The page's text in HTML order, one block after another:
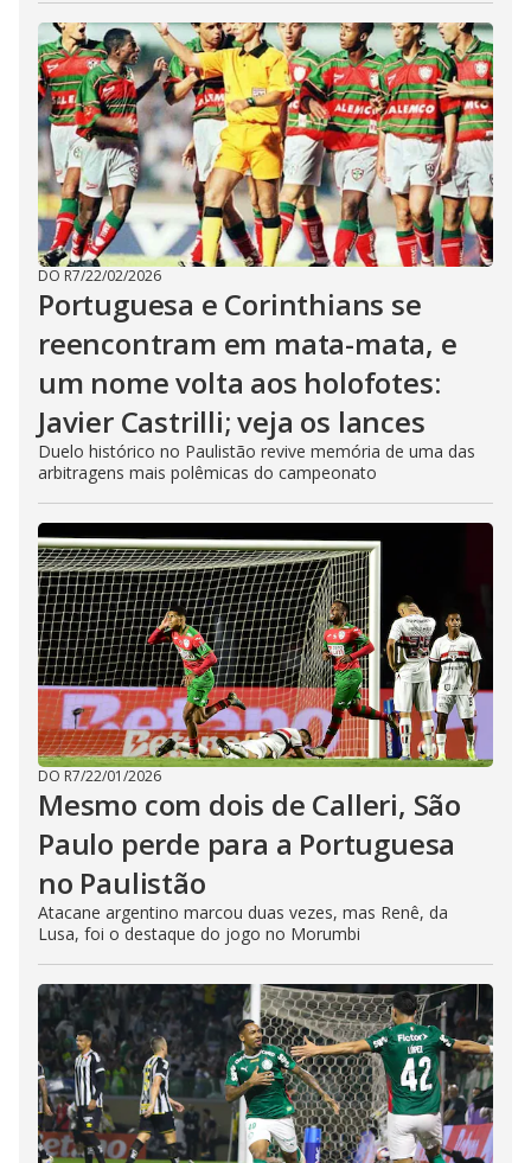
DO R7/22/02/2026
Portuguesa e Corinthians se
reencontram em mata-mata, e
um nome volta aos holofotes:
Javier Castrilli; veja os lances
Duelo histórico no Paulistão revive memória de uma das
arbitragens mais polêmicas do campeonato
DO R7/22/01/2026
Mesmo com dois de Calleri, São
Paulo perde para a Portuguesa
no Paulistão
Atacane argentino marcou duas vezes, mas Renê, da
Lusa, foi o destaque do jogo no Morumbi